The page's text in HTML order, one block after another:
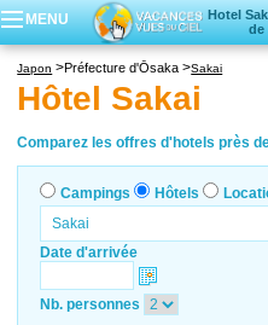
MENU
Hotel
de
Villages
Japon Préfecture d'Ōsaka Sakai
Hôtel Sakai
Comparez les offres d'hotels près
Campings Hôtels
Date d'arrivée
Nb. personnes